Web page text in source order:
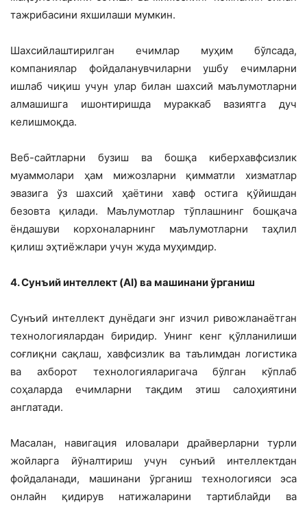
тажрибасини яхшилаши мумкин.
Шахсийлаштирилган ечимлар муҳим бўлсада,
компаниялар фойдаланувчиларни ушбу ечимларни
ишлаб чиқиш учун улар билан шахсий маълумотларни
алмашишга ишонтиришда мураккаб вазиятга дуч
келишмоқда.
Веб-сайтларни бузиш ва бошқа киберхавфсизлик
муаммолари ҳам мижозларни қимматли хизматлар
эвазига ўз шахсий ҳаётини хавф остига қўйишдан
безовта қилади. Маълумотлар тўплашнинг бошқача
ёндашуви корхоналарнинг маълумотларни таҳлил
қилиш эҳтиёжлари учун жуда муҳимдир.
4. Сунъий интеллект (AI) ва машинани ўрганиш
Сунъий интеллект дунёдаги энг изчил ривожланаётган
технологиялардан биридир. Унинг кенг қўлланилиши
соғлиқни сақлаш, хавфсизлик ва таълимдан логистика
ва ахборот технологияларигача бўлган кўплаб
соҳаларда ечимларни тақдим этиш салоҳиятини
англатади.
Масалан, навигация иловалари драйверларни турли
жойларга йўналтириш учун сунъий интеллектдан
фойдаланади, машинани ўрганиш технологияси эса
онлайн қидирув натижаларини тартиблайди ва